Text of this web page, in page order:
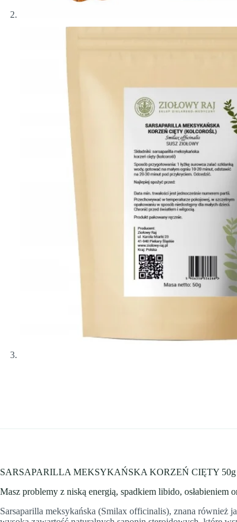
SARSAPARILLA MEKSYKAŃSKA KORZEŃ CIĘTY 50g
Masz problemy z niską energią, spadkiem libido,
Sarsaparilla meksykańska (Smilax officinalis), znana